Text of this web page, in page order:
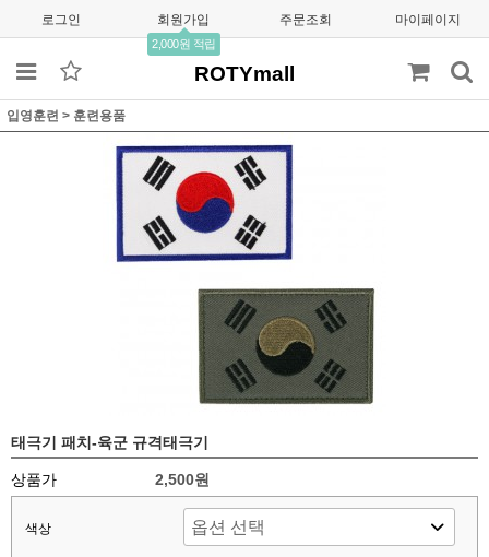
로그인 회원가입
2,000원 적립
주문조회 마이페이지
ROTYmall
입영훈련 > 훈련용품
태극기 패치-육군 규격태극기
상품가 2,500원
색상